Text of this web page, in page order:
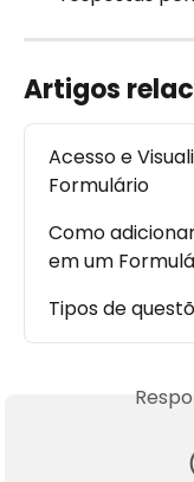
Artigos
Acesso e
Formulário
Como
em um
Tipos de